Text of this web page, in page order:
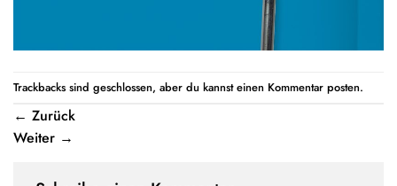
Trackbacks sind geschlossen, aber du kannst einen Kommentar posten.
← Zurück
Weiter →